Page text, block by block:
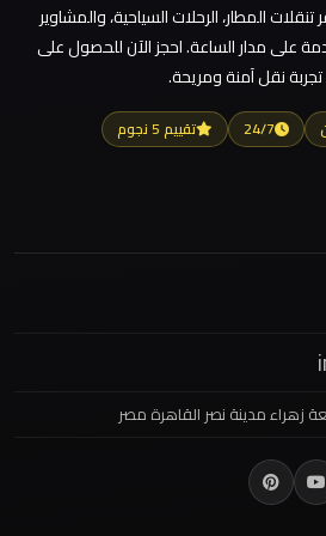
فى مصر
المطار، الرحلات السياحية، والمشاوير
على مدار الساعة. احجز الآن للحصول على
نقل آمنة ومريحة.
24/7 تقييم 5 نجوم